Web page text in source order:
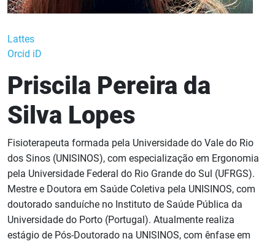
Lattes
Orcid iD
Priscila Pereira da
Silva Lopes
Fisioterapeuta formada pela Universidade do Vale do Rio
dos Sinos (UNISINOS), com especialização em Ergonomia
pela Universidade Federal do Rio Grande do Sul (UFRGS).
Mestre e Doutora em Saúde Coletiva pela UNISINOS, com
doutorado sanduíche no Instituto de Saúde Pública da
Universidade do Porto (Portugal). Atualmente realiza
estágio de Pós-Doutorado na UNISINOS, com ênfase em